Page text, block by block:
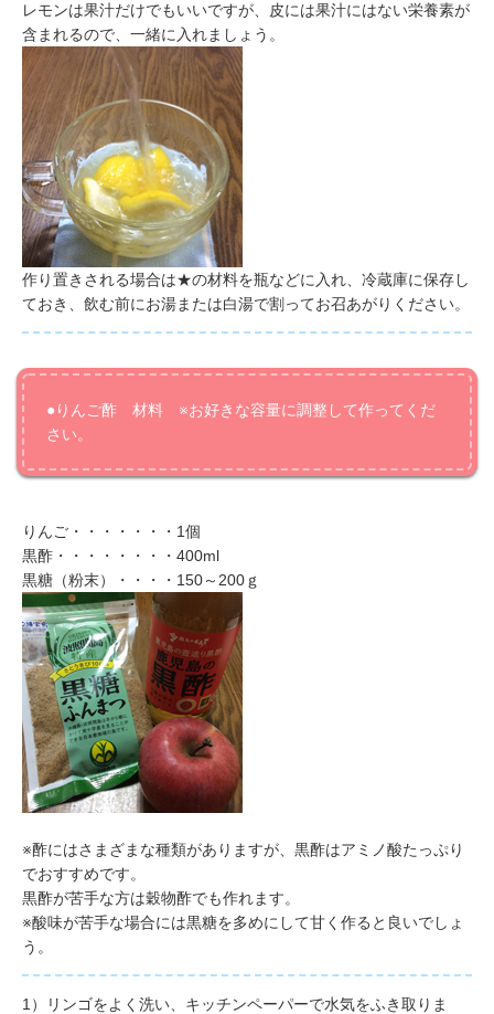
レモンは果汁だけでもいいですが、皮には果汁にはない栄養素が
含まれるので、一緒に入れましょう。
作り置きされる場合は★の材料を瓶などに入れ、冷蔵庫に保存し
ておき、飲む前にお湯または白湯で割ってお召あがりください。
●りんご酢 材料 ※お好きな容量に調整して作ってくだ
さい。
りんご・・・・・・・ 1個
黒酢・・・・・・・・400ml
黒糖（粉末）・・・・ 150～200ｇ
※酢にはさまざまな種類がありますが、黒酢はアミノ酸たっぷり
でおすすめです。
黒酢が苦手な方は穀物酢でも作れます。
※酸味が苦手な場合には黒糖を多めにして甘く作ると良いでしょ
う。
1） リンゴをよく洗い、キッチンペーパーで水気をふき取りま